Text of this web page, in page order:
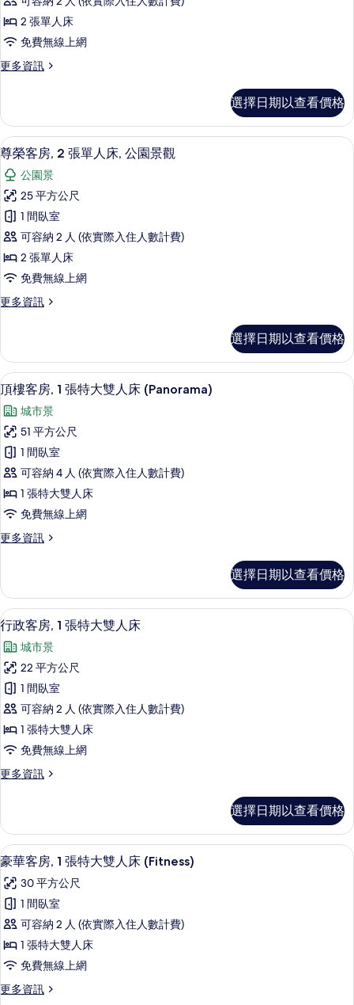
詳
情
房,
2
張
單
床
(Panorama)
的
所
有
相
片
2 張單人床
免費無線上網
更多資訊
更
客
房,
2
張
單
人
床
(Panorama)
的
詳
情
選擇日期以查看價格
顯
示
尊
榮
客
房,
2
張
單
床,
公
園
景
觀
的
所
有
相
片
高級寢具、客房內保險箱、筆電工作
12
尊榮客房, 2 張單人床, 公園景觀
公園景
25 平方公尺
1 間臥室
可容納 2 人 (依實際入住人數計費)
2 張單人床
免費無線上網
更多資訊
更
客
房,
2
張
單
人
床,
公
園
景
觀
的
情
選擇日期以查看價格
顯
示
頂
樓
客
房,
1
張
特
雙
人
床
(Panorama)
的
所
有
相
片
頂樓客房, 1 張特大雙人床
9
頂樓客房, 1 張特大雙人床 (Panorama)
城市景
51 平方公尺
1 間臥室
可容納 4 人 (依實際入住人數計費)
1 張特大雙人床
免費無線上網
更多資訊
更
客
房,
1
張
特
大
雙
人
床
(Panorama)
的
詳
選擇日期以查看價格
顯
示
行
政
客
房,
1
張
特
雙
人
床
的
所
有
相
片
行政客房, 1 張特大雙人床 | 高級寢具
9
行政客房, 1 張特大雙人床
城市景
22 平方公尺
1 間臥室
可容納 2 人 (依實際入住人數計費)
1 張特大雙人床
免費無線上網
更多資訊
更
客
房,
1
特
大
人
床
的
詳
情
選擇日期以查看價格
顯
示
豪
華
客
房,
張
豪華客房, 1 張特大雙人床 (Fitness) |
5
豪華客房, 1 張特大雙人床 (Fitness)
30 平方公尺
1 間臥室
可容納 2 人 (依實際入住人數計費)
1 張特大雙人床
免費無線上網
更多資訊
更